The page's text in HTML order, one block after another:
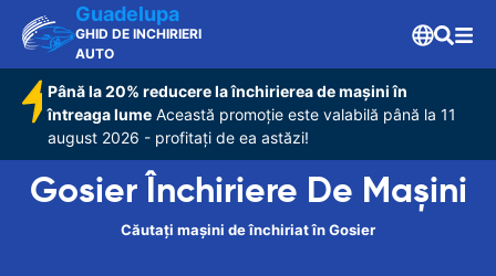
Guadelupa
GHID DE INCHIRIERI
AUTO
Până la 20% reducere la închirierea de mașini în
întreaga lume Această promoție este valabilă până la 11
august 2026 - profitați de ea astăzi!
Gosier Închiriere De Maşini
Căutați mașini de închiriat în Gosier